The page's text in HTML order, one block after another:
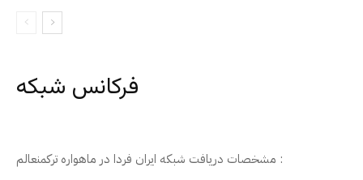
فرکانس شبکه
مشخصات دریافت شبکه ایران فردا در ماهواره ترکمنعالم :